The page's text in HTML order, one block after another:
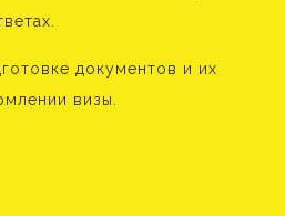
документов и их
визы.